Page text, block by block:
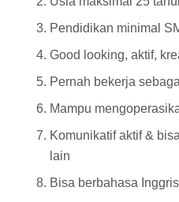
Pendidikan minimal
Good looking, aktif,
Pernah bekerja
Mampu
Komunikatif aktif &
lain
Bisa berbahasa